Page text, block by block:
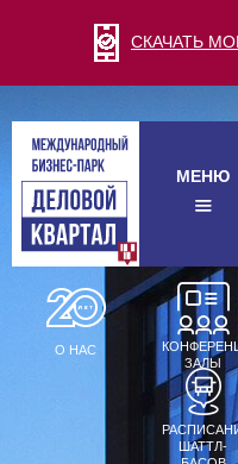
СКАЧАТЬ
МЕНЮ
О НАС
ЗАЛЫ
ШАТТЛ-